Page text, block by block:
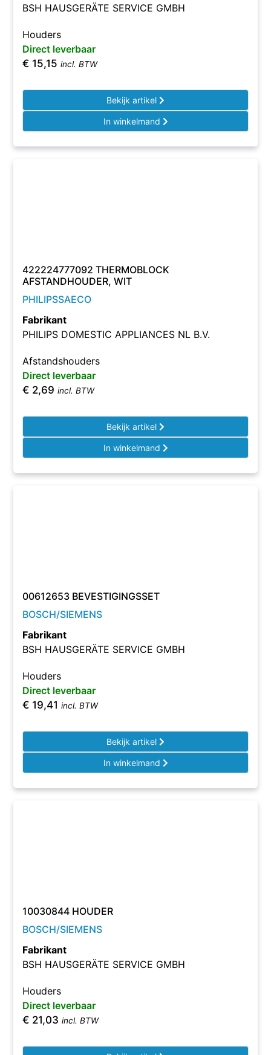
BSH HAUSGERÄTE SERVICE GMBH
Houders
Direct leverbaar
€ 15,15 incl. BTW
Bekijk artikel
In winkelmand
422224777092 THERMOBLOCK
AFSTANDHOUDER, WIT
PHILIPSSAECO
Fabrikant
PHILIPS DOMESTIC APPLIANCES NL B.V.
Afstandshouders
Direct leverbaar
€ 2,69 incl. BTW
Bekijk artikel
In winkelmand
00612653 BEVESTIGINGSSET
BOSCH/SIEMENS
Fabrikant
BSH HAUSGERÄTE SERVICE GMBH
Houders
Direct leverbaar
€ 19,41 incl. BTW
Bekijk artikel
In winkelmand
10030844 HOUDER
BOSCH/SIEMENS
Fabrikant
BSH HAUSGERÄTE SERVICE GMBH
Houders
Direct leverbaar
€ 21,03 incl. BTW